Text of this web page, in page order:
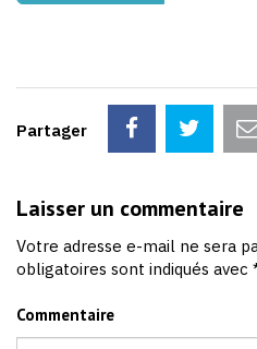
Partager
Laisser un commentaire
Votre adresse e-mail ne sera
obligatoires sont indiqués avec
Commentaire